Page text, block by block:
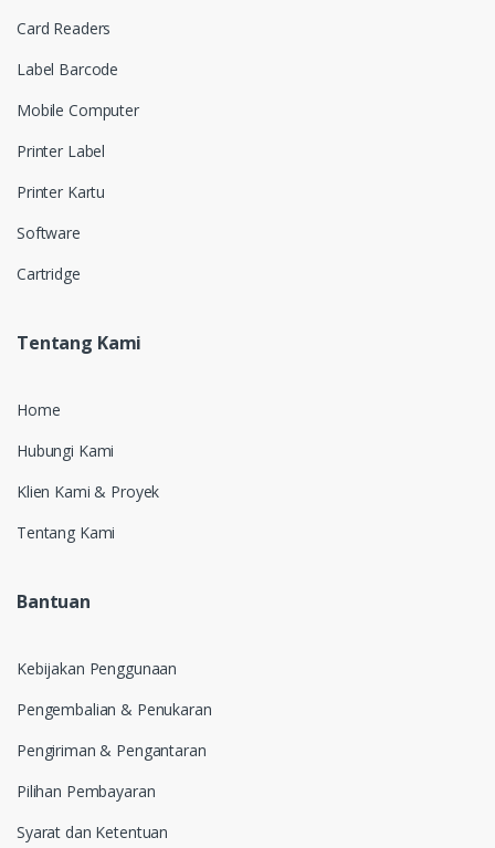
Card Readers
Label Barcode
Mobile Computer
Printer Label
Printer Kartu
Software
Cartridge
Tentang Kami
Home
Hubungi Kami
Klien Kami & Proyek
Tentang Kami
Bantuan
Kebijakan Penggunaan
Pengembalian & Penukaran
Pengiriman & Pengantaran
Pilihan Pembayaran
Syarat dan Ketentuan